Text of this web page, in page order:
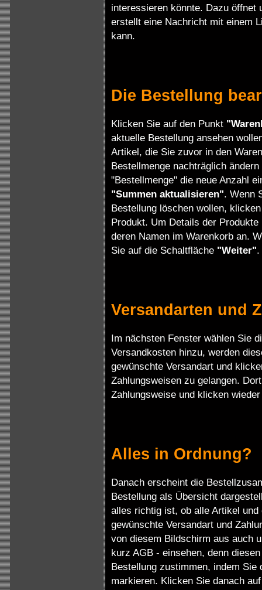
interessieren könnte. Dazu öffnet
erstellt eine Nachricht mit einem
kann.
Die Bestellung
Klicken Sie auf den Punkt
aktuelle Bestellung ansehen
Artikel, die Sie zuvor in den
Bestellmenge nachträglich
"Bestellmenge" die neue Anzahl
"Summen aktualisieren". Wenn
Bestellung löschen wollen,
Produkt. Um Details der
deren Namen im Warenkorb an.
Sie auf die Schaltfläche "Weiter".
Versandarten und
Im nächsten Fenster wählen Sie
Versandkosten hinzu, werden
gewünschte Versandart und
Zahlungsweisen zu gelangen.
Zahlungsweise und klicken
Alles in Ordnung?
Danach erscheint die
Bestellung als Übersicht
alles richtig ist, ob alle Artikel
gewünschte Versandart und
von diesem Bildschirm aus auch
kurz AGB - einsehen, denn
Bestellung zustimmen, indem
markieren. Klicken Sie danach